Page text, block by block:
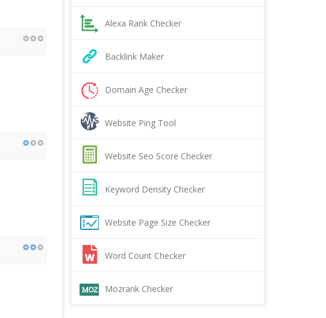
Alexa Rank Checker
Backlink Maker
Domain Age Checker
Website Ping Tool
Website Seo Score Checker
Keyword Density Checker
Website Page Size Checker
Word Count Checker
Mozrank Checker